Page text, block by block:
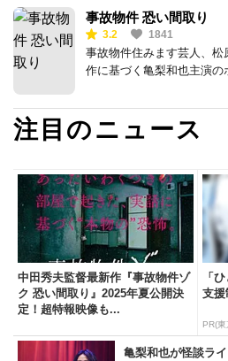
事故物件 恐い間取り
3.2 1841
事故物件住みます芸人、
作に基づく亀梨和也主演の
注目のニュース
中田秀夫監督最新作『事故物件ゾ
ク 恐い間取り』2025年夏公開決
定！超特報映像も...
「
支援
PR(
亀梨和也が怪談ラ